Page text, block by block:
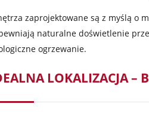
zaprojektowane są z myślą o
naturalne doświetlenie
ogrzewanie.
LOKALIZACJA –